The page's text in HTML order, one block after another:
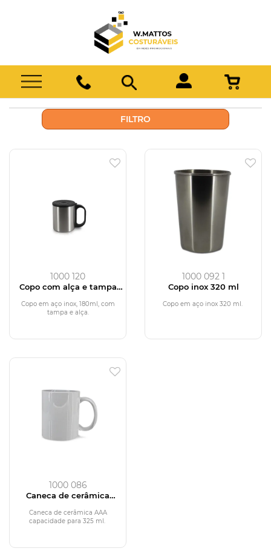
FILTRO
1000 120
Copo com alça e tampa
180ml
Copo em aço inox, 180ml, com
tampa e alça.
1000 092 1
Copo inox 320 ml
Copo em aço inox 320 ml.
1000 086
Caneca de cerâmica
Caneca de cerâmica AAA
capacidade para 325 ml.